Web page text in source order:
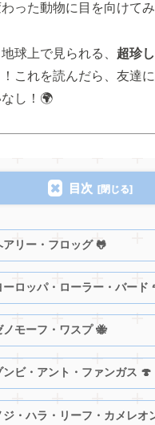
った動物に目を向けて
球上で見られる、 超珍
これを読んだら、友達
し！🌍
目次
アリー・フロッグ 🐸
ーロッパ・ローラー・バード
ノモーフ・ワスプ 🐝
ンビ・アント・ファンガス 🍄
ジ・ハラ・リーフ・カメレオ